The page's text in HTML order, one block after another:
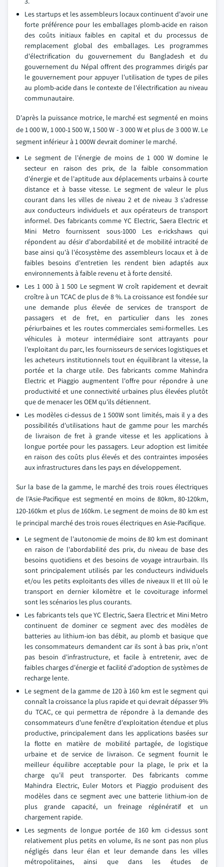
Les startups et les assembleurs locaux continuent d'avoir une
forte préférence pour les emballages plomb-acide en raison
des coûts initiaux faibles en capital et du processus de
remplacement global des emballages. Les programmes
d'électrification du gouvernement du Bangladesh et du
gouvernement du Népal offrent des programmes dirigés par
le gouvernement pour appuyer l'utilisation de types de piles
au plomb-acide dans le contexte de l'électrification au niveau
communautaire.
D'après la puissance motrice, le marché est segmenté en moins
de 1 000 W, 1 000-1 500 W, 1 500 W - 3 000 W et plus de 3 000 W. Le
segment inférieur à 1 000W devrait dominer le marché.
Le segment de l'énergie de moins de 1 000 W domine le
secteur en raison des prix, de la faible consommation
d'énergie et de l'aptitude aux déplacements urbains à courte
distance et à basse vitesse. Le segment de valeur le plus
courant dans les villes de niveau 2 et de niveau 3 s'adresse
aux conducteurs individuels et aux opérateurs de transport
informel. Des fabricants comme YC Electric, Saera Electric et
Mini Metro fournissent sous-1000 Les e-rickshaws qui
répondent au désir d'abordabilité et de mobilité intracité de
base ainsi qu'à l'écosystème des assembleurs locaux et à de
faibles besoins d'entretien les rendent bien adaptés aux
environnements à faible revenu et à forte densité.
Les 1 000 à 1 500 Le segment W croît rapidement et devrait
croître à un TCAC de plus de 8 %. La croissance est fondée sur
une demande plus élevée de services de transport de
passagers et de fret, en particulier dans les zones
périurbaines et les routes commerciales semi-formelles. Les
véhicules à moteur intermédiaire sont attrayants pour
l'exploitant du parc, les fournisseurs de services logistiques et
les acheteurs institutionnels tout en équilibrant la vitesse, la
portée et la charge utile. Des fabricants comme Mahindra
Electric et Piaggio augmentent l'offre pour répondre à une
productivité et une connectivité urbaines plus élevées plutôt
que de menacer les OEM qu'ils détiennent.
Les modèles ci-dessus de 1 500W sont limités, mais il y a des
possibilités d'utilisations haut de gamme pour les marchés
de livraison de fret à grande vitesse et les applications à
longue portée pour les passagers. Leur adoption est limitée
en raison des coûts plus élevés et des contraintes imposées
aux infrastructures dans les pays en développement.
Sur la base de la gamme, le marché des trois roues électriques
de l'Asie-Pacifique est segmenté en moins de 80km, 80-120km,
120-160km et plus de 160km. Le segment de moins de 80 km est
le principal marché des trois roues électriques en Asie-Pacifique.
Le segment de l'autonomie de moins de 80 km est dominant
en raison de l'abordabilité des prix, du niveau de base des
besoins quotidiens et des besoins de voyage intraurbain. Ils
sont principalement utilisés par les conducteurs individuels
et/ou les petits exploitants des villes de niveaux II et III où le
transport en dernier kilomètre et le covoiturage informel
sont les scénarios les plus courants.
Les fabricants tels que YC Electric, Saera Electric et Mini Metro
continuent de dominer ce segment avec des modèles de
batteries au lithium-ion bas débit, au plomb et basique que
les consommateurs demandent car ils sont à bas prix, n'ont
pas besoin d'infrastructure, et facile à entretenir, avec de
faibles charges d'énergie et facilité d'adoption de systèmes de
recharge lente.
Le segment de la gamme de 120 à 160 km est le segment qui
connaît la croissance la plus rapide et qui devrait dépasser 9%
du TCAC, ce qui permettra de répondre à la demande des
consommateurs d'une fenêtre d'exploitation étendue et plus
productive, principalement dans les applications basées sur
la flotte en matière de mobilité partagée, de logistique
urbaine et de service de livraison. Ce segment fournit le
meilleur équilibre acceptable pour la plage, le prix et la
charge qu'il peut transporter. Des fabricants comme
Mahindra Electric, Euler Motors et Piaggio produisent des
modèles dans ce segment avec une batterie lithium-ion de
plus grande capacité, un freinage régénératif et un
chargement rapide.
Les segments de longue portée de 160 km ci-dessus sont
relativement plus petits en volume, ils ne sont pas non plus
négligés dans leur élan et leur demande dans les villes
métropolitaines, ainsi que dans les études de